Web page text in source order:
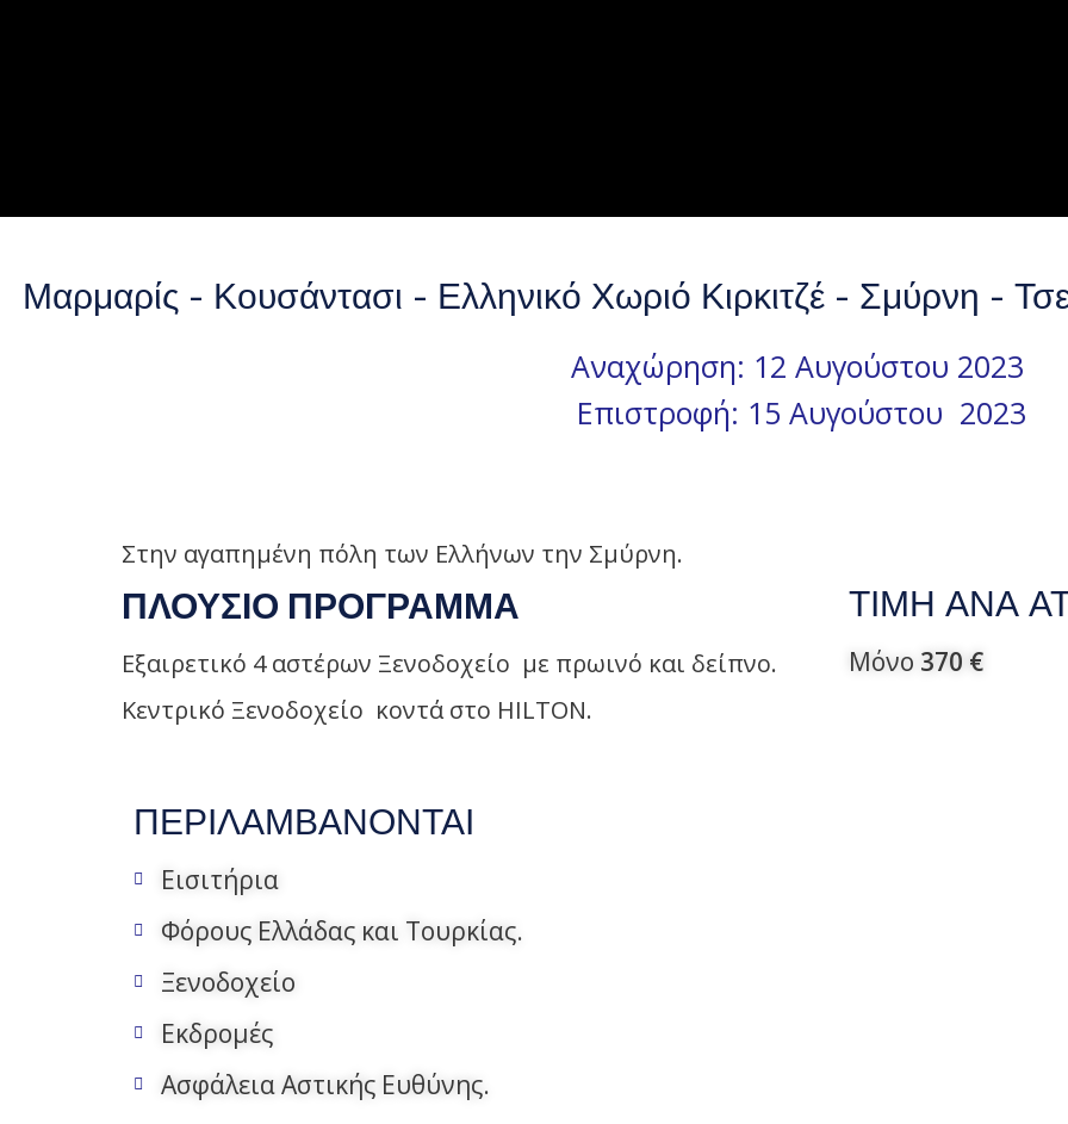
Μαρμαρίς - Κουσάντασι - Ελληνικό Χωριό Κιρκιτζέ - Σμύρνη -
Αναχώρηση: 12 Αυγούστου 2023
Επιστροφή: 15 Αυγούστου 2023
Στην αγαπημένη πόλη των Ελλήνων την Σμύρνη.
ΠΛΟΥΣΙΟ ΠΡΟΓΡΑΜΜΑ
Εξαιρετικό 4 αστέρων Ξενοδοχείο με πρωινό και δείπνο.
Κεντρικό Ξενοδοχείο κοντά στο HILTON.
ΤΙΜΗ ΑΝΑ
Μόνο 370 €
ΠΕΡΙΛΑΜΒΑΝΟΝΤΑΙ
Εισιτήρια
Φόρους Ελλάδας και Τουρκίας.
Ξενοδοχείο
Εκδρομές
Ασφάλεια Αστικής Ευθύνης.